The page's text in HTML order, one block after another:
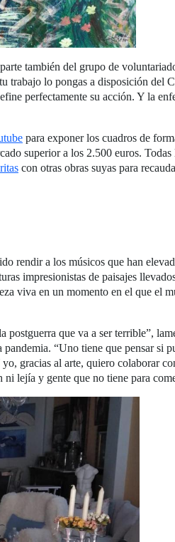
también del grupo de
trabajo lo pongas a disposición del
perfectamente su acción. Y la
para exponer los cuadros de
superior a los 2.500 euros.
con otras obras suyas para
rendir a los músicos que han
impresionistas de paisajes
viva en un momento en el que el
que va a ser terrible”,
“Uno tiene que pensar si
gracias al arte, quiero colaborar
lejía y gente que no tiene para